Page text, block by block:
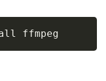
ffmpeg